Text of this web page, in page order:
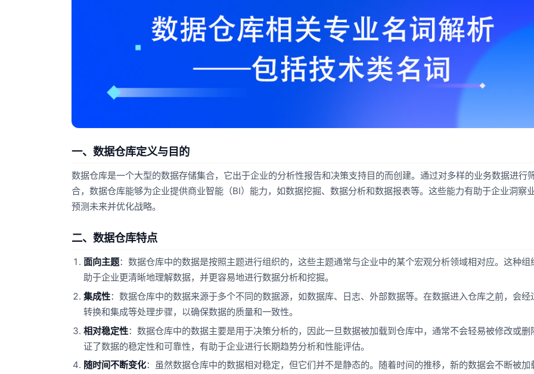
一、数据仓库定义与目的
数据仓库是一个大型的数据存储集合，它出于企业的分析性报告和决策支持目的而创建。通过对多样的业务数据进行
合，数据仓库能够为企业提供商业智能（BI）能力，如数据挖掘、数据分析和数据报表等。这些能力有助于企业洞察业
预测未来并优化战略。
二、数据仓库特点
面向主题：数据仓库中的数据是按照主题进行组织的，这些主题通常与企业中的某个宏观分析领域相对应。这种组
助于企业更清晰地理解数据，并更容易地进行数据分析和挖掘。
集成性：数据仓库中的数据来源于多个不同的数据源，如数据库、日志、外部数据等。在数据进入仓库之前，会经
转换和集成等处理步骤，以确保数据的质量和一致性。
相对稳定性：数据仓库中的数据主要是用于决策分析的，因此一旦数据被加载到仓库中，通常不会轻易被修改或删
证了数据的稳定性和可靠性，有助于企业进行长期趋势分析和性能评估。
随时间不断变化：虽然数据仓库中的数据相对稳定，但它们并不是静态的。随着时间的推移，新的数据会不断被加